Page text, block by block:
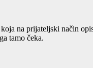
na prijateljski način
tamo čeka.